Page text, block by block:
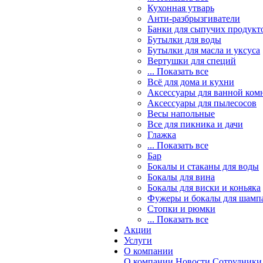
Кухонная утварь
Анти-разбрызгиватели
Банки для сыпучих
Бутылки для воды
Бутылки для масла и уксуса
Вертушки для специй
... Показать все
Всё для дома и кухни
Аксессуары для ванной
Аксессуары для пылесосов
Весы напольные
Все для пикника и дачи
Глажка
... Показать все
Бар
Бокалы и стаканы для воды
Бокалы для вина
Бокалы для виски и коньяка
Фужеры и бокалы для
Стопки и рюмки
... Показать все
Акции
Услуги
О компании